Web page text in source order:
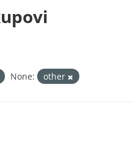
None: other